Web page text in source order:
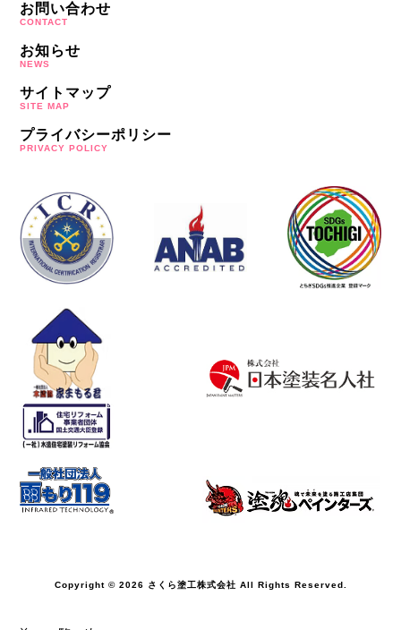
お問い合わせ
CONTACT
お知らせ
NEWS
サイトマップ
SITE MAP
プライバシーポリシー
PRIVACY POLICY
Copyright © 2026 さくら塗工株式会社 All Rights Reserved.